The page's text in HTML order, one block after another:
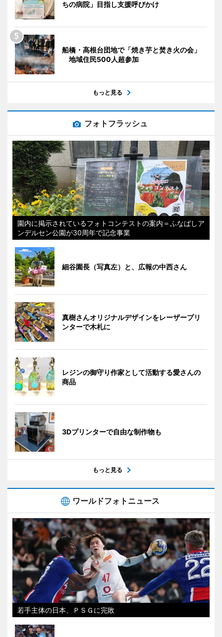
ちの病院」目指し支援呼びかけ
船橋・高根台団地で「焼き芋と焚き火の会」
地域住民500人超参加
もっと見る
フォトフラッシュ
園内に掲示されているフォトコンテストの案内＝ふなばしア
ンデルセン公園が30周年で記念事業
細谷園長（写真左）と、広報の中西さん
真樹さんオリジナルデザインをレーザープリ
ンターで木札に
レジンの御守り作家として活動する愛さんの
商品
3Dプリンターで自由な制作物も
もっと見る
ワールドフォトニュース
若手主体の日本、ＰＳＧに完敗